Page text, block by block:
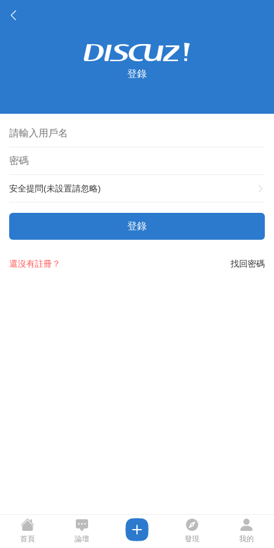
登錄
安全提問(未設置請忽略)
登錄
找回密碼
還沒有註冊？
首頁 論壇 發現 我的